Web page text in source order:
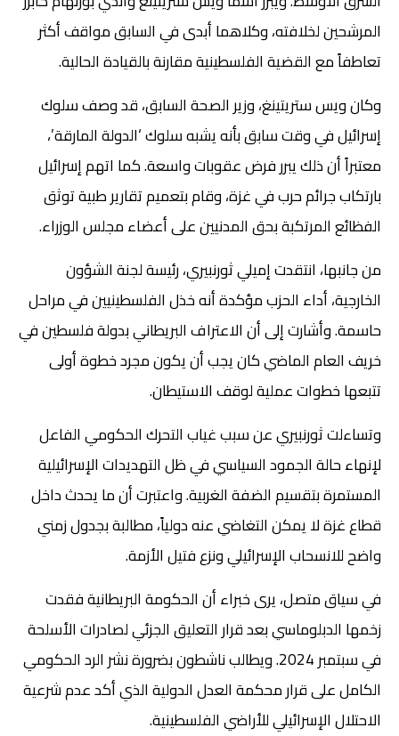
المرشحين لخلافته، وكلاهما أبدى في السابق مواقف أكثر
تعاطفاً مع القضية الفلسطينية مقارنة بالقيادة الحالية.
وكان ويس ستريتينغ، وزير الصحة السابق، قد وصف سلوك
إسرائيل في وقت سابق بأنه يشبه سلوك ‘الدولة المارقة’،
معتبراً أن ذلك يبرر فرض عقوبات واسعة. كما اتهم إسرائيل
بارتكاب جرائم حرب في غزة، وقام بتعميم تقارير طبية توثق
الفظائع المرتكبة بحق المدنيين على أعضاء مجلس الوزراء.
من جانبها، انتقدت إميلي ثورنبيري، رئيسة لجنة الشؤون
الخارجية، أداء الحزب مؤكدة أنه خذل الفلسطينيين في مراحل
حاسمة. وأشارت إلى أن الاعتراف البريطاني بدولة فلسطين في
خريف العام الماضي كان يجب أن يكون مجرد خطوة أولى
تتبعها خطوات عملية لوقف الاستيطان.
وتساءلت ثورنبيري عن سبب غياب التحرك الحكومي الفاعل
لإنهاء حالة الجمود السياسي في ظل التهديدات الإسرائيلية
المستمرة بتقسيم الضفة الغربية. واعتبرت أن ما يحدث داخل
قطاع غزة لا يمكن التغاضي عنه دولياً، مطالبة بجدول زمني
واضح للانسحاب الإسرائيلي ونزع فتيل الأزمة.
في سياق متصل، يرى خبراء أن الحكومة البريطانية فقدت
زخمها الدبلوماسي بعد قرار التعليق الجزئي لصادرات الأسلحة
في سبتمبر 2024. ويطالب ناشطون بضرورة نشر الرد الحكومي
الكامل على قرار محكمة العدل الدولية الذي أكد عدم شرعية
الاحتلال الإسرائيلي للأراضي الفلسطينية.